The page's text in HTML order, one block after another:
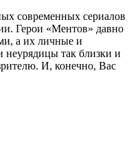
современных сериалов
Герои «Ментов» давно
а их личные и
неурядицы так близки и
И, конечно, Вас